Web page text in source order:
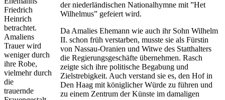
Friedrich
Heinrich
betrachtet.
Amaliens
Trauer wird
weniger durch
ihre Robe,
vielmehr durch
die
trauernde
der niederländischen Nationalhymne mit ”Het
Wilhelmus” gefeiert wird.
Da Amalies Ehemann wie auch ihr Sohn Wilhelm
II. schon früh verstarben, musste sie als Fürstin
von Nassau-Oranien und Witwe des Statthalters
die Regierungsgeschäfte übernehmen. Rasch
zeigte sich ihre politische Begabung und
Zielstrebigkeit. Auch verstand sie es, den Hof in
Den Haag mit königlicher Würde zu führen und
zu einem Zentrum der Künste im damaligen